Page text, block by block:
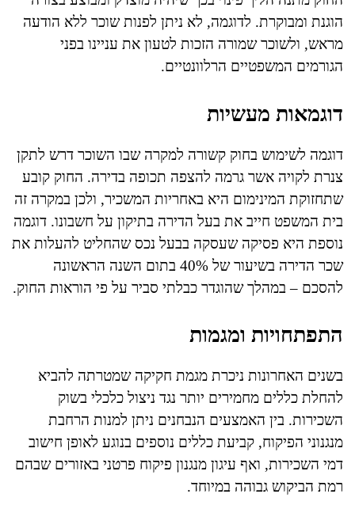
הוגנת ומבוקרת. לדוגמה, לא ניתן לפנות שוכר ללא הודעה
מראש, ולשוכר שמורה הזכות לטעון את עניינו בפני
הגורמים המשפטיים הרלוונטיים.
דוגמאות מעשיות
דוגמה לשימוש בחוק קשורה למקרה שבו השוכר דרש לתקן
צנרת לקויה אשר גרמה להצפה תכופה בדירה. החוק קובע
שתחזוקת המינימום היא באחריות המשכיר, ולכן במקרה זה
בית המשפט חייב את בעל הדירה בתיקון על חשבונו. דוגמה
נוספת היא פסיקה שעסקה בבעל נכס שהחליט להעלות את
שכר הדירה בשיעור של 40% בתום השנה הראשונה
להסכם – במהלך שהוגדר כבלתי סביר על פי הוראות החוק.
התפתחויות ומגמות
בשנים האחרונות ניכרת מגמת חקיקה שמטרתה להביא
להחלת כללים מחמירים יותר נגד ניצול כלכלי בשוק
השכירות. בין האמצעים הנבחנים ניתן למנות הרחבת
מנגנוני הפיקוח, קביעת כללים נוספים בנוגע לאופן חישוב
דמי השכירות, ואף עיגון מנגנון פיקוח פרטני באזורים שבהם
רמת הביקוש גבוהה במיוחד.